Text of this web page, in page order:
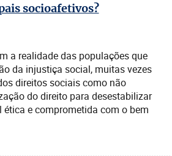
socioafetivos?
a realidade das populações que
da injustiça social, muitas vezes
direitos sociais como não
do direito para desestabilizar
e comprometida com o bem